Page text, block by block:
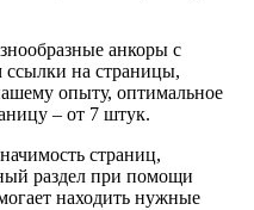
анкоры с
на страницы,
опыту, оптимальное
– от 7 штук.
страниц,
раздел при помощи
находить нужные